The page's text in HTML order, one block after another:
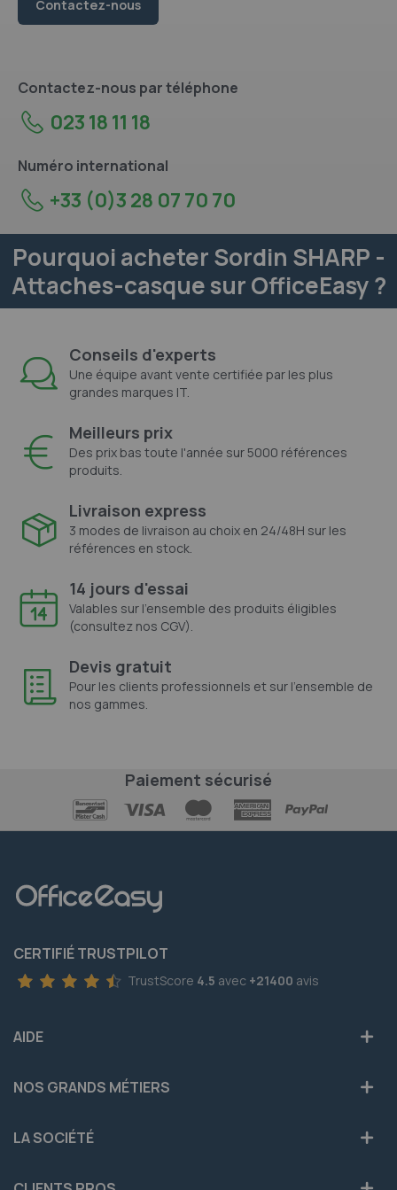
Contactez-nous
Contactez-nous par téléphone
023 18 11 18
Numéro international
+33 (0)3 28 07 70 70
Pourquoi acheter Sordin SHARP -
Attaches-casque sur OfficeEasy ?
Conseils d'experts
Une équipe avant vente certifiée par les plus
grandes marques IT.
Meilleurs prix
Des prix bas toute l'année sur 5000 références
produits.
Livraison express
3 modes de livraison au choix en 24/48H sur les
références en stock.
14 jours d'essai
Valables sur l'ensemble des produits éligibles
(consultez nos CGV).
Devis gratuit
Pour les clients professionnels et sur l'ensemble de
nos gammes.
Paiement sécurisé
CERTIFIÉ TRUSTPILOT
TrustScore 4.5 avec +21400 avis
AIDE
NOS GRANDS MÉTIERS
LA SOCIÉTÉ